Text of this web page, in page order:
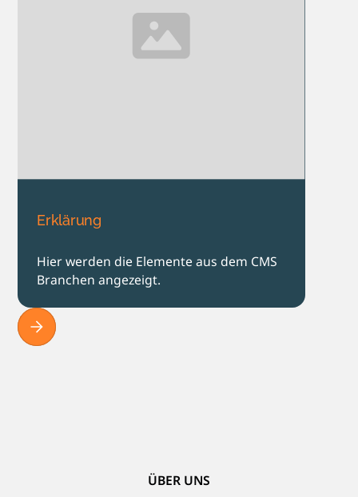
Erklärung
Hier werden die Elemente aus dem CMS
Branchen angezeigt.
ÜBER UNS